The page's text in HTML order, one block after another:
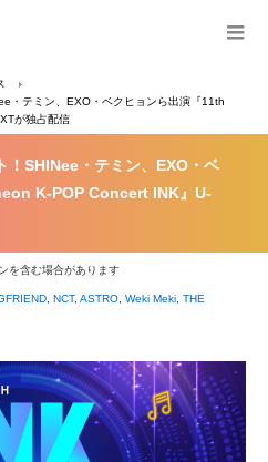
・テミン、EXO・ベクヒョンら出演『11th
が独占配信
！SHINee・テミン、EXO・ベ
K-POP Concert INK』U-
を含む場合があります
NCT, ASTRO Weki Meki THE